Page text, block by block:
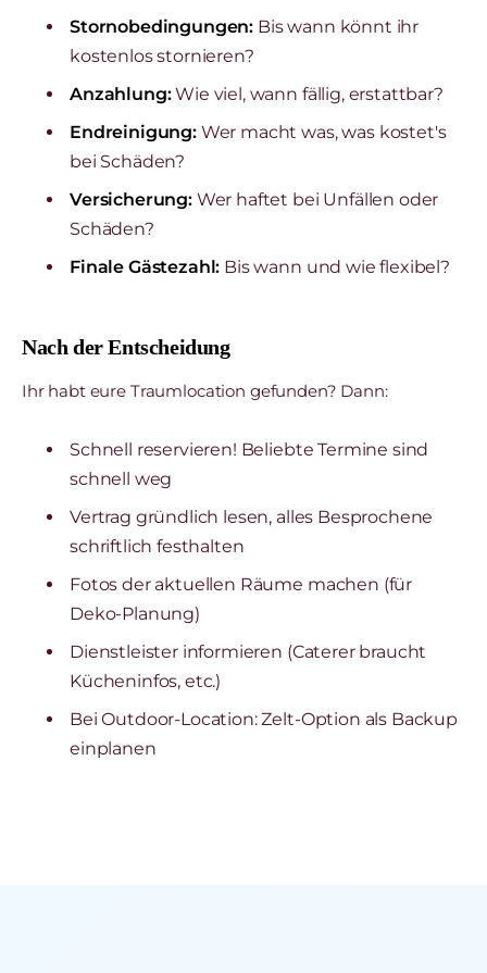
Stornobedingungen: Bis wann könnt ihr
kostenlos stornieren?
Anzahlung:Wie viel, wann fällig, erstattbar?
Endreinigung:Wer macht was, was kostet's
bei Schäden?
Versicherung:Wer haftet bei Unfällen oder
Schäden?
Finale Gästezahl: Bis wann und wie flexibel?
Nach der Entscheidung
Ihr habt eure Traumlocation gefunden? Dann:
Schnell reservieren! Beliebte Termine sind
schnell weg
Vertrag gründlich lesen, alles Besprochene
schriftlich festhalten
Fotos der aktuellen Räume machen (für
Deko-Planung)
Dienstleister informieren (Caterer braucht
Kücheninfos, etc.)
Bei Outdoor-Location: Zelt-Option als Backup
einplanen